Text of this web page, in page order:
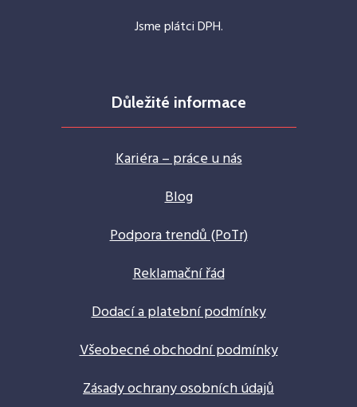
Jsme plátci DPH.
Důležité informace
Kariéra – práce u nás
Blog
Podpora trendů (PoTr)
Reklamační řád
Dodací a platební podmínky
Všeobecné obchodní podmínky
Zásady ochrany osobních údajů